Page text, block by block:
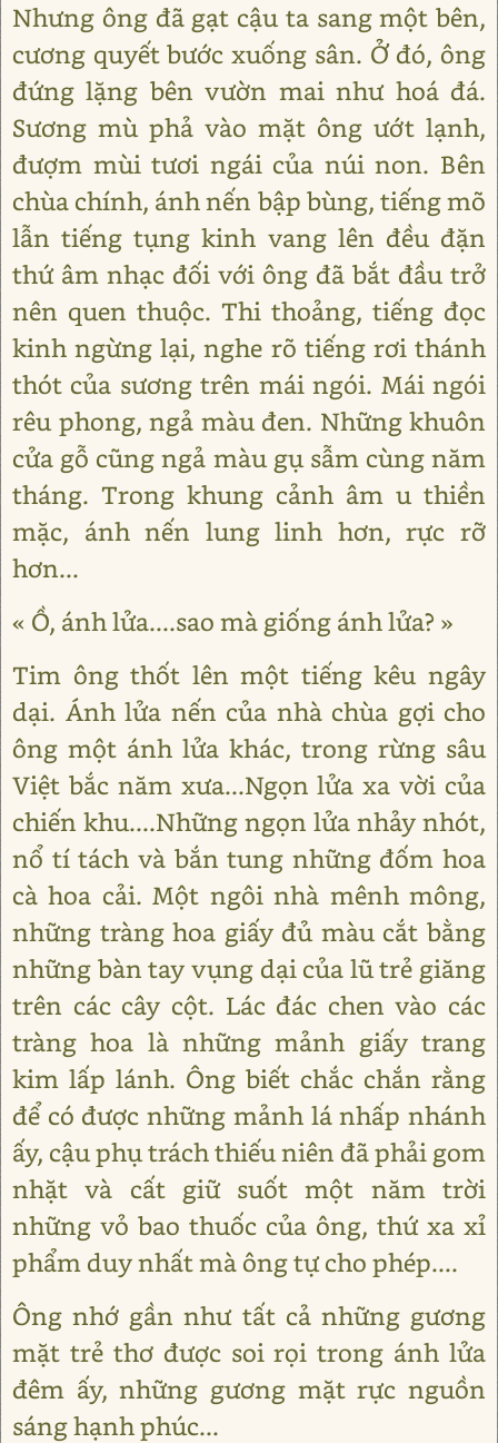
Nhưng ông đã gạt cậu ta sang một bên,
cương quyết bước xuống sân. Ở đó, ông
đứng lặng bên vườn mai như hoá đá.
Sương mù phả vào mặt ông ướt lạnh,
đượm mùi tươi ngái của núi non. Bên
chùa chính, ánh nến bập bùng, tiếng mõ
lẫn tiếng tụng kinh vang lên đều đặn
thứ âm nhạc đối với ông đã bắt đầu trở
nên quen thuộc. Thi thoảng, tiếng đọc
kinh ngừng lại, nghe rõ tiếng rơi thánh
thót của sương trên mái ngói. Mái ngói
rêu phong, ngả màu đen. Những khuôn
cửa gỗ cũng ngả màu gụ sẫm cùng năm
tháng. Trong khung cảnh âm u thiền
mặc, ánh nến lung linh hơn, rực rỡ
hơn...
« Ồ, ánh lửa....sao mà giống ánh lửa? »
Tim ông thốt lên một tiếng kêu ngây
dại. Ánh lửa nến của nhà chùa gợi cho
ông một ánh lửa khác, trong rừng sâu
Việt bắc năm xưa...Ngọn lửa xa vời của
chiến khu....Những ngọn lửa nhảy nhót,
nổ tí tách và bắn tung những đốm hoa
cà hoa cải. Một ngôi nhà mênh mông,
những tràng hoa giấy đủ màu cắt bằng
những bàn tay vụng dại của lũ trẻ giăng
trên các cây cột. Lác đác chen vào các
tràng hoa là những mảnh giấy trang
kim lấp lánh. Ông biết chắc chắn rằng
để có được những mảnh lá nhấp nhánh
ấy, cậu phụ trách thiếu niên đã phải gom
nhặt và cất giữ suốt một năm trời
những vỏ bao thuốc của ông, thứ xa xỉ
phẩm duy nhất mà ông tự cho phép....
Ông nhớ gần như tất cả những gương
mặt trẻ thơ được soi rọi trong ánh lửa
đêm ấy, những gương mặt rực nguồn
sáng hạnh phúc...